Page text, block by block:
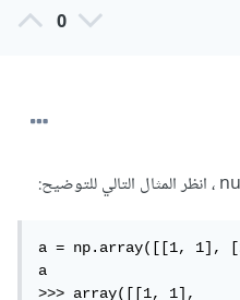
0
a = np.array([[1,
a
>>> array([[1, 1],